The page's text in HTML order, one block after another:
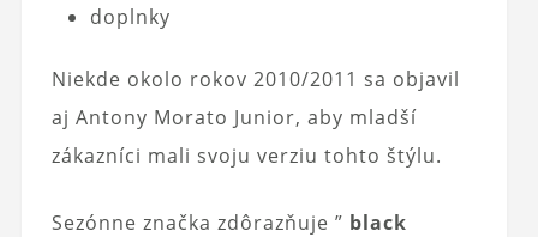
doplnky
Niekde okolo rokov 2010/2011 sa objavil
aj Antony Morato Junior, aby mladší
zákazníci mali svoju verziu tohto štýlu.
Sezónne značka zdôrazňuje ” black